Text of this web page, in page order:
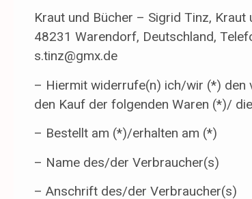
Kraut und Bücher – Sigrid Tinz,
48231 Warendorf, Deutschland,
s.tinz@gmx.de
– Hiermit widerrufe(n) ich/wir (*) den
den Kauf der folgenden Waren (*)/
– Bestellt am (*)/erhalten am (*)
– Name des/der Verbraucher(s)
– Anschrift des/der Verbraucher(s)